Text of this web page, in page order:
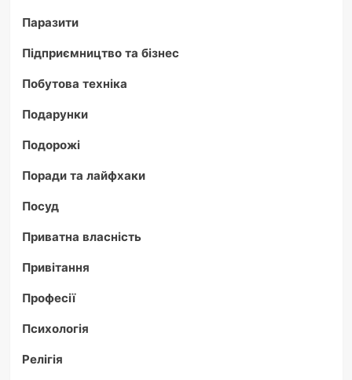
Паразити
Підприємництво та бізнес
Побутова техніка
Подарунки
Подорожі
Поради та лайфхаки
Посуд
Приватна власність
Привітання
Професії
Психологія
Релігія